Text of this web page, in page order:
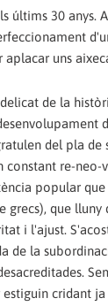
últims 30 anys.
uns
de la
del pla
constant re-
popular
grecs), que
i l'ajust.
de la
cridant